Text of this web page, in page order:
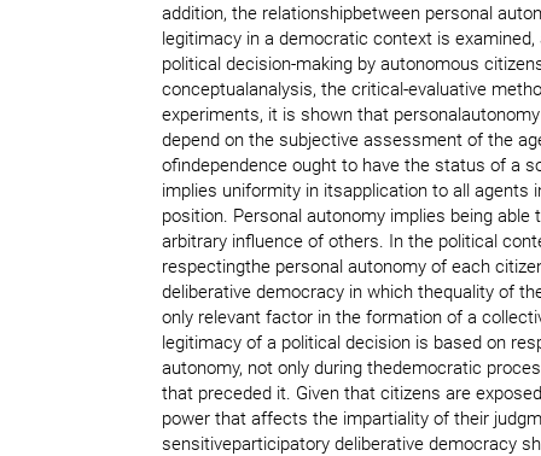
addition, the relationshipbetween personal
legitimacy in a democratic context is
political decision-making by autonomous
conceptualanalysis, the critical-evaluative
experiments, it is shown that
depend on the subjective assessment of the
ofindependence ought to have the status of a
implies uniformity in itsapplication to all agents
position. Personal autonomy implies being
arbitrary influence of others. In the political
respectingthe personal autonomy of each
deliberative democracy in which thequality of
only relevant factor in the formation of a
legitimacy of a political decision is based on
autonomy, not only during thedemocratic
that preceded it. Given that citizens are
power that affects the impartiality of their
sensitiveparticipatory deliberative democracy